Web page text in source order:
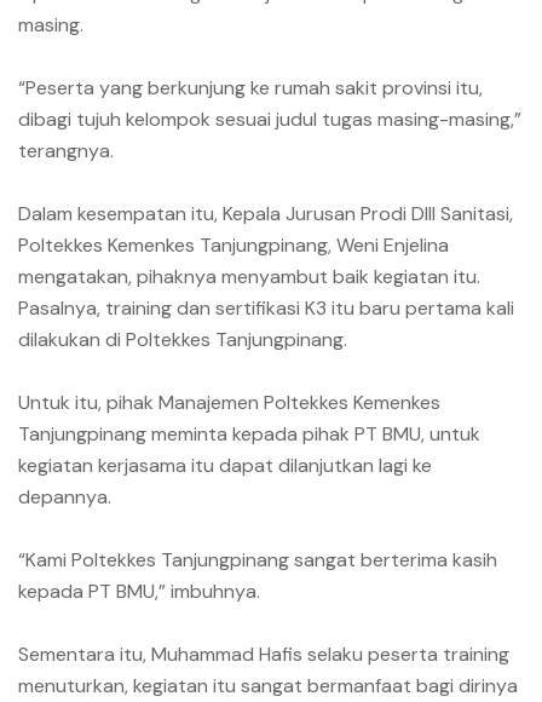
masing.
“Peserta yang berkunjung ke rumah sakit provinsi itu,
dibagi tujuh kelompok sesuai judul tugas masing-masing,”
terangnya.
Dalam kesempatan itu, Kepala Jurusan Prodi DIII Sanitasi,
Poltekkes Kemenkes Tanjungpinang, Weni Enjelina
mengatakan, pihaknya menyambut baik kegiatan itu.
Pasalnya, training dan sertifikasi K3 itu baru pertama kali
dilakukan di Poltekkes Tanjungpinang.
Untuk itu, pihak Manajemen Poltekkes Kemenkes
Tanjungpinang meminta kepada pihak PT BMU, untuk
kegiatan kerjasama itu dapat dilanjutkan lagi ke
depannya.
“Kami Poltekkes Tanjungpinang sangat berterima kasih
kepada PT BMU,” imbuhnya.
Sementara itu, Muhammad Hafis selaku peserta training
menuturkan, kegiatan itu sangat bermanfaat bagi dirinya